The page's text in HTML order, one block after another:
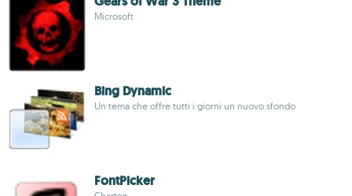
Microsoft
Bing Dynamic
Un tema che offre tutti i giorni un nuovo sfondo
FontPicker